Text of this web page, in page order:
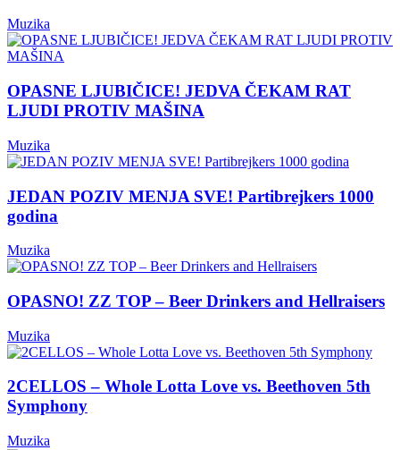
Muzika
OPASNE LJUBIČICE! JEDVA ČEKAM RAT
LJUDI PROTIV MAŠINA
Muzika
JEDAN POZIV MENJA SVE! Partibrejkers 1000
godina
Muzika
OPASNO! ZZ TOP – Beer Drinkers and Hellraisers
Muzika
2CELLOS – Whole Lotta Love vs. Beethoven 5th
Symphony
Muzika